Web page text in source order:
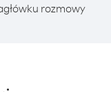
rozmowy